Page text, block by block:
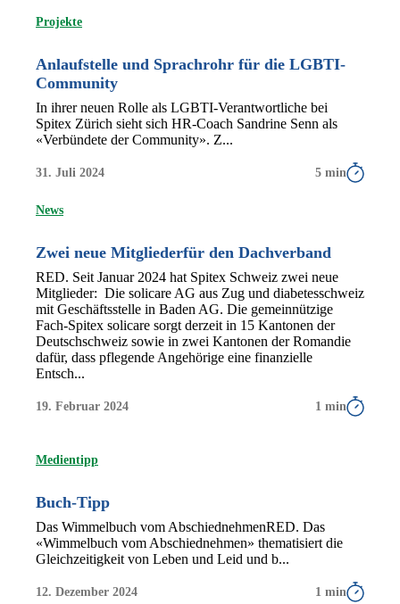
Projekte
Anlaufstelle und Sprachrohr für die LGBTI-
Community
In ihrer neuen Rolle als LGBTI-Verantwortliche bei
Spitex Zürich sieht sich HR-Coach Sandrine Senn als
«Verbündete der Community». Z...
31. Juli 2024 5 min
News
Zwei neue Mitgliederfür den Dachverband
RED. Seit Januar 2024 hat Spitex Schweiz zwei neue
Mitglieder: Die solicare AG aus Zug und diabetesschweiz
mit Geschäftsstelle in Baden AG. Die gemeinnützige
Fach-Spitex solicare sorgt derzeit in 15 Kantonen der
Deutschschweiz sowie in zwei Kantonen der Romandie
dafür, dass pflegende Angehörige eine finanzielle
Entsch...
19. Februar 2024 1 min
Medientipp
Buch-Tipp
Das Wimmelbuch vom AbschiednehmenRED. Das
«Wimmelbuch vom Abschiednehmen» thematisiert die
Gleichzeitigkeit von Leben und Leid und b...
12. Dezember 2024 1 min